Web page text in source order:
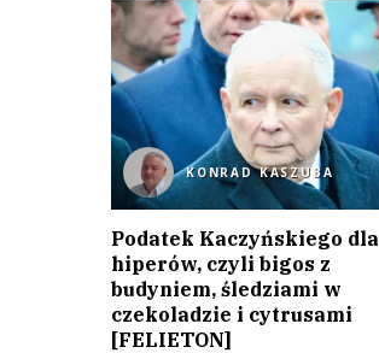
KONRAD KASZUBA
Podatek Kaczyńskiego dla
hiperów, czyli bigos z
budyniem, śledziami w
czekoladzie i cytrusami
[FELIETON]